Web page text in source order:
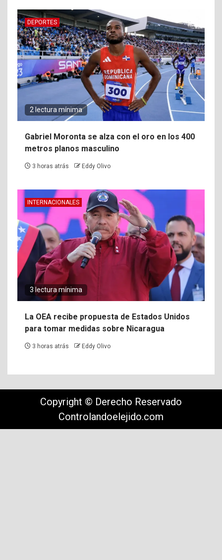
DEPORTES
2 lectura mínima
Gabriel Moronta se alza con el oro en los 400
metros planos masculino
3 horas atrás Eddy Olivo
INTERNACIONALES
3 lectura mínima
La OEA recibe propuesta de Estados Unidos
para tomar medidas sobre Nicaragua
3 horas atrás Eddy Olivo
Copyright © Derecho Reservado
Controlandoelejido.com